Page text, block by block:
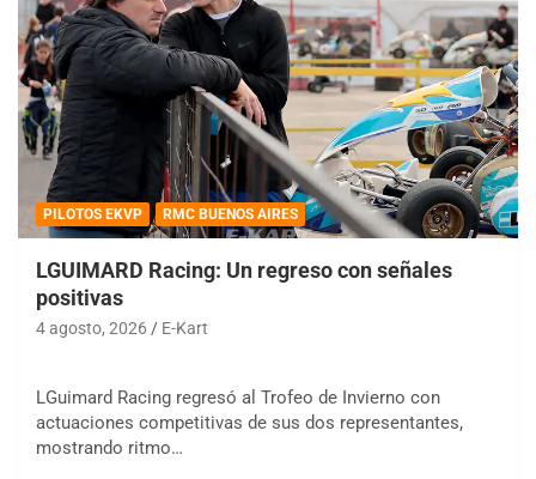
PILOTOS EKVP RMC BUENOS AIRES
LGUIMARD Racing: Un regreso con señales
positivas
4 agosto, 2026 E-Kart
LGuimard Racing regresó al Trofeo de Invierno con
actuaciones competitivas de sus dos representantes,
mostrando ritmo…